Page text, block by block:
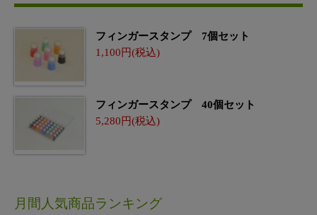
フィンガースタンプ 7個セット
1,100
フィンガースタンプ 40個セット
5,280
月間人気商品ランキング